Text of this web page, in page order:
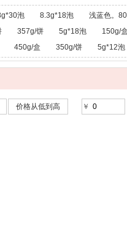
泡 8.3g*18泡 浅蓝色。
357g/饼 5g*18泡 150g/盒
450g/盒 350g/饼 5g*12泡
价格从低到高 ￥